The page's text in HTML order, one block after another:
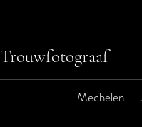
Trouwfotograaf
Mechelen -